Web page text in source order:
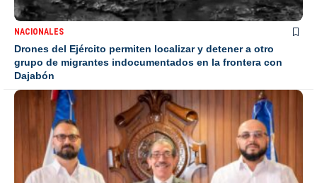
NACIONALES
Drones del Ejército permiten localizar y detener a otro
grupo de migrantes indocumentados en la frontera con
Dajabón